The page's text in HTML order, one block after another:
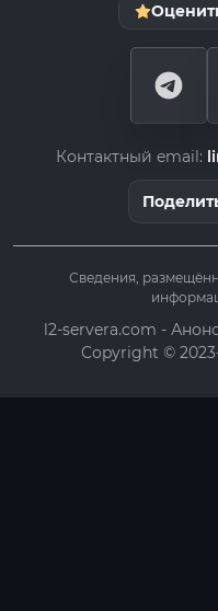
Контактный email:
Сведения,
l2-servera.com -
Copyright ©